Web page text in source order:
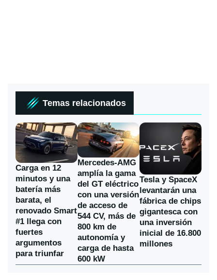
Temas relacionados
Carga en 12
minutos y una
batería más
barata, el
renovado Smart
#1 llega con
fuertes
argumentos
para triunfar
Mercedes-AMG
amplía la gama
del GT eléctrico
con una versión
de acceso de
544 CV, más de
800 km de
autonomía y
carga de hasta
600 kW
Tesla y SpaceX
levantarán una
fábrica de chips
gigantesca con
una inversión
inicial de 16.800
millones